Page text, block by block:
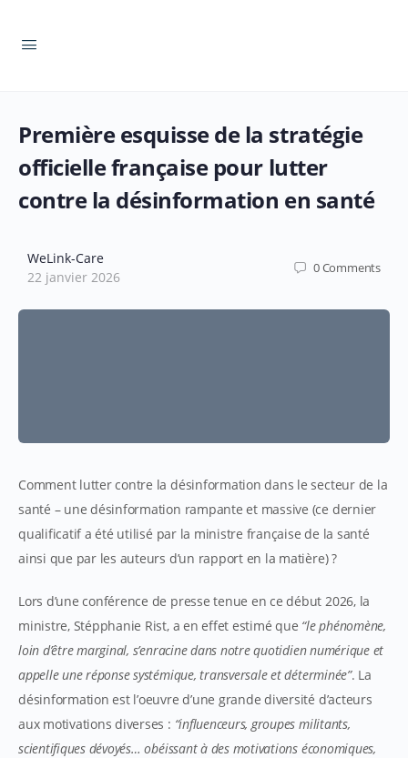
Première esquisse de la stratégie
officielle française pour lutter
contre la désinformation en santé
WeLink-Care
22 janvier 2026
0Comments
Comment lutter contre la désinformation dans le secteur de la
santé – une désinformation rampante et massive (ce dernier
qualificatif a été utilisé par la ministre française de la santé
ainsi que par les auteurs d’un rapport en la matière) ?
Lors d’une conférence de presse tenue en ce début 2026, la
ministre, Stépphanie Rist, a en effet estimé que “le phénomène,
loin d’être marginal, s’enracine dans notre quotidien numérique et
appelle une réponse systémique, transversale et déterminée”. La
désinformation est l’oeuvre d’une grande diversité d’acteurs
aux motivations diverses : “influenceurs, groupes militants,
scientifiques dévoyés… obéissant à des motivations économiques,